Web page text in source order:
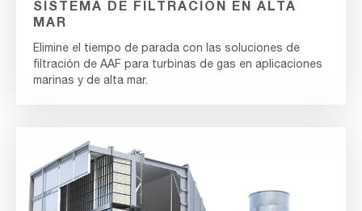
SISTEMA DE FILTRACIÓN EN ALTA
MAR
Elimine el tiempo de parada con las soluciones de
filtración de AAF para turbinas de gas en aplicaciones
marinas y de alta mar.